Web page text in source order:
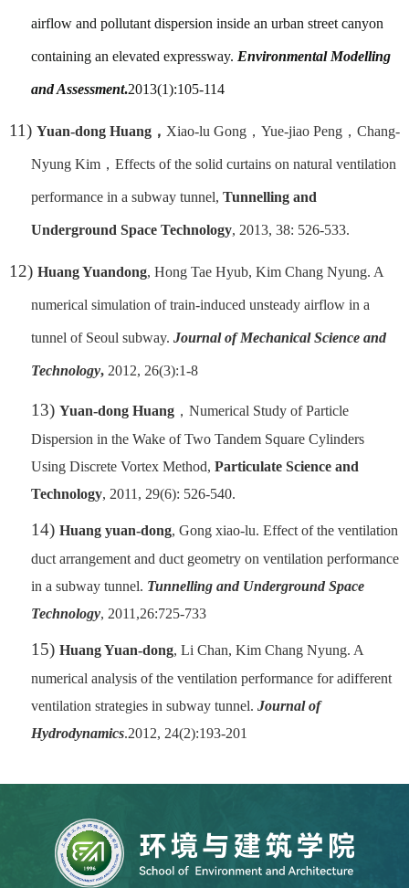
airflow and pollutant dispersion inside an urban street canyon
containing an elevated expressway. Environmental Modelling
and Assessment.2013(1):105-114
11) Yuan-dong Huang ， Xiao-lu Gong ， Yue-jiao Peng ， Chang-
Nyung Kim ， Effects of the solid curtains on natural ventilation
performance in a subway tunnel, Tunnelling and
Underground Space Technology, 2013, 38: 526-533.
12) Huang Yuandong, Hong Tae Hyub, Kim Chang Nyung. A
numerical simulation of train-induced unsteady airflow in a
tunnel of Seoul subway. Journal of Mechanical Science and
Technology, 2012, 26(3):1-8
13) Yuan-dong Huang ， Numerical Study of Particle
Dispersion in the Wake of Two Tandem Square Cylinders
Using Discrete Vortex Method, Particulate Science and
Technology, 2011, 29(6): 526-540.
14) Huang yuan-dong, Gong xiao-lu. Effect of the ventilation
duct arrangement and duct geometry on ventilation performance
in a subway tunnel. Tunnelling and Underground Space
Technology, 2011,26:725-733
15) Huang Yuan-dong, Li Chan, Kim Chang Nyung. A
numerical analysis of the ventilation performance for adifferent
ventilation strategies in subway tunnel. Journal of
Hydrodynamics.2012, 24(2):193-201